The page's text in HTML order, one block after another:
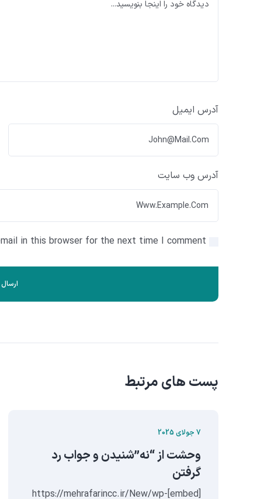
آدرس ایمیل
آدرس وب سایت
in this browser for the next time I comment.
پست های مرتبط
7 جولای 2025
وحشت از “نه”‌شنیدن و جواب رد
گرفتن
[embed]https://mehrafarincc.ir/New/wp-